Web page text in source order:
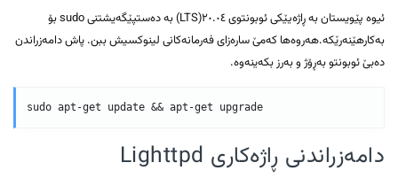
ئیوە پێویستان بە ڕاژەیێکی ئوبونتوی ٢٠.٠٤(LTS) بە دەستپێگەیشتنی sudo بۆ
بەکارهێنەرێکە.هەروەها کەمێ سارەزای فەرمانەکانی لینوکسیش ببن. پاش دامەزراندن
دەبێ ئوبونتو بەڕۆژ و بەرز بکەینەوە.
sudo apt-get update && apt-get upgrade
دامەزراندنی ڕاژەکاری Lighttpd